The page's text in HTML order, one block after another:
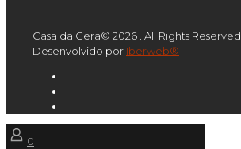
Casa da Cera© 2026 . All Rights Reserved.
Desenvolvido por Iberweb®
0